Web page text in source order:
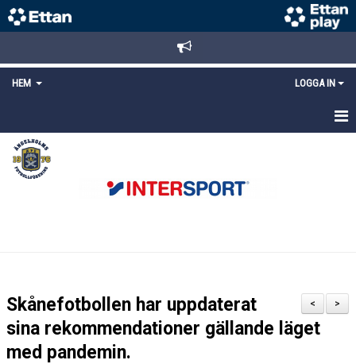
HEM LOGGA IN
STARTSIDA
NYHETER
LÄNKAR
>
<
Skånefotbollen har uppdaterat
sina rekommendationer gällande läget
med pandemin.